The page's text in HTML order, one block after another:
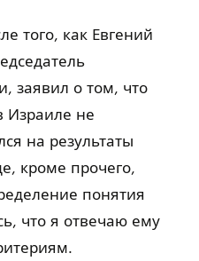
того, как Евгений
заявил о том, что
Израиле не
на результаты
кроме прочего,
понятия
что я отвечаю ему